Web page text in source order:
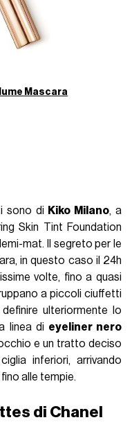
Mascara
sono di Kiko Milano, a
Skin Tint Foundation
mat. Il segreto per le
in questo caso il 24h
volte, fino a quasi
a piccoli ciuffetti
ulteriormente lo
linea di eyeliner nero
e un tratto deciso
inferiori, arrivando
alle tempie.
di Chanel